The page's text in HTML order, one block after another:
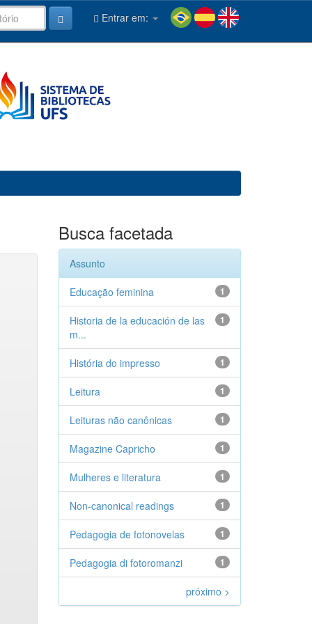
Entrar em:
Busca facetada
Assunto
1
Educação feminina
1
Historia de la educación de las
m...
1
História do impresso
1
Leitura
1
Leituras não canônicas
1
Magazine Capricho
1
Mulheres e literatura
1
Non-canonical readings
1
Pedagogia de fotonovelas
1
Pedagogia di fotoromanzi
próximo >